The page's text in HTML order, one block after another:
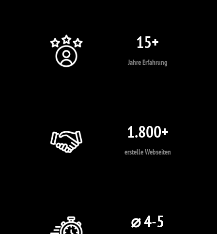
15+
Jahre Erfahrung
1.800+
erstelle Webseiten
⌀ 4-5